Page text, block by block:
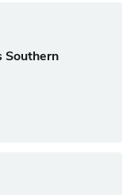
Southern